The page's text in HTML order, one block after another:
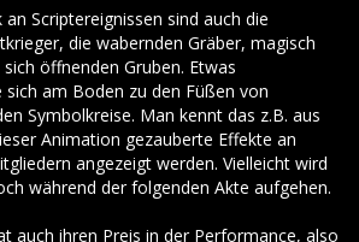
Scriptereignissen sind auch die
die wabernden Gräber, magisch
öffnenden Gruben. Etwas
am Boden zu den Füßen von
Symbolkreise. Man kennt das z.B. aus
Animation gezauberte Effekte an
angezeigt werden. Vielleicht wird
während der folgenden Akte aufgehen.
auch ihren Preis in der Performance, also